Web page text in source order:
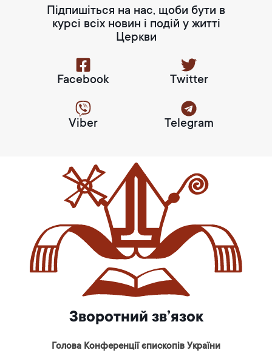
Підпишіться на нас, щоби бути в
курсі всіх новин і подій у житті
Церкви
Facebook Twitter
Viber Telegram
Зворотний зв’язок
Голова Конференції єпископів України